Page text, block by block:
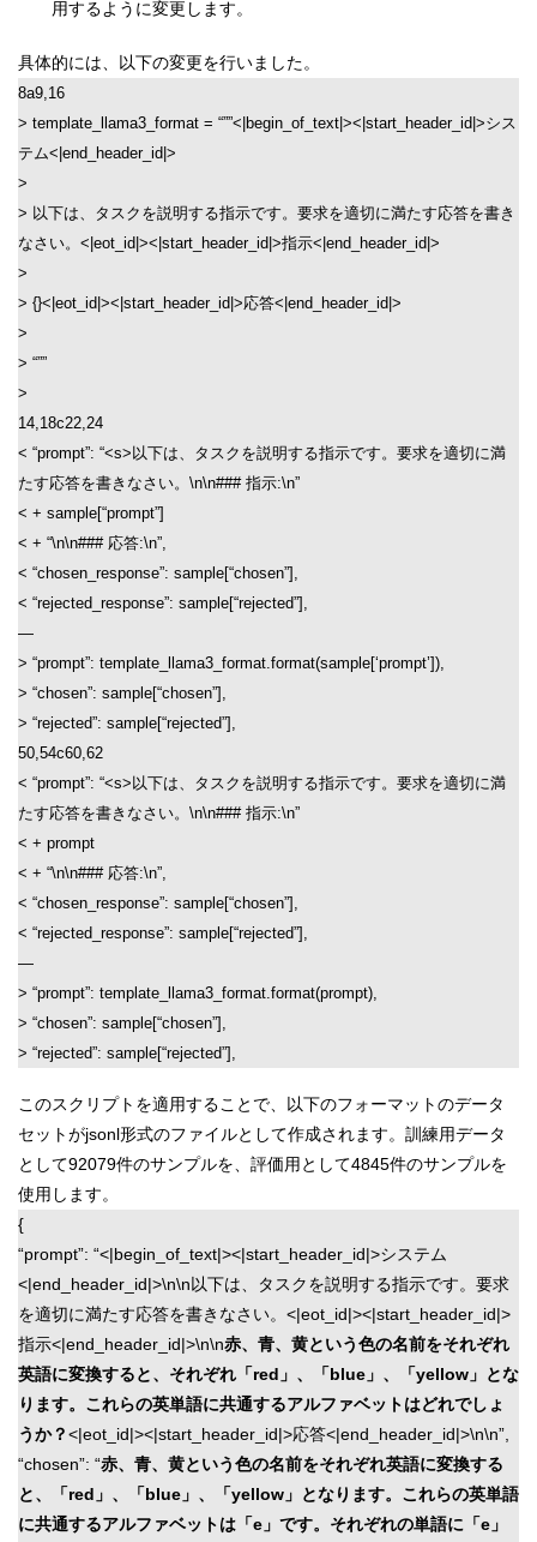
用するように変更します。
具体的には、以下の変更を行いました。
8a9,16
> template_llama3_format = “””<|begin_of_text|><|start_header_id|>シス
テム<|end_header_id|>
>
> 以下は、タスクを説明する指示です。要求を適切に満たす応答を書き
なさい。<|eot_id|><|start_header_id|>指示<|end_header_id|>
>
> {}<|eot_id|><|start_header_id|>応答<|end_header_id|>
>
> “””
>
14,18c22,24
< “prompt”: “<s>以下は、タスクを説明する指示です。要求を適切に満
たす応答を書きなさい。\n\n### 指示:\n”
< + sample[“prompt”]
< + “\n\n### 応答:\n”,
< “chosen_response”: sample[“chosen”],
< “rejected_response”: sample[“rejected”],
—
> “prompt”: template_llama3_format.format(sample[‘prompt’]),
> “chosen”: sample[“chosen”],
> “rejected”: sample[“rejected”],
50,54c60,62
< “prompt”: “<s>以下は、タスクを説明する指示です。要求を適切に満
たす応答を書きなさい。\n\n### 指示:\n”
< + prompt
< + “\n\n### 応答:\n”,
< “chosen_response”: sample[“chosen”],
< “rejected_response”: sample[“rejected”],
—
> “prompt”: template_llama3_format.format(prompt),
> “chosen”: sample[“chosen”],
> “rejected”: sample[“rejected”],
このスクリプトを適用することで、以下のフォーマットのデータ
セットがjsonl形式のファイルとして作成されます。訓練用データ
として92079件のサンプルを、評価用として4845件のサンプルを
使用します。
{
“prompt”: “<|begin_of_text|><|start_header_id|>システム
<|end_header_id|>\n\n以下は、タスクを説明する指示です。要求
を適切に満たす応答を書きなさい。<|eot_id|><|start_header_id|>
指示<|end_header_id|>\n\n赤、青、黄という色の名前をそれぞれ
英語に変換すると、それぞれ「red」、「blue」、「yellow」とな
ります。これらの英単語に共通するアルファベットはどれでしょ
うか？<|eot_id|><|start_header_id|>応答<|end_header_id|>\n\n”,
“chosen”: “赤、青、黄という色の名前をそれぞれ英語に変換する
と、「red」、「blue」、「yellow」となります。これらの英単語
に共通するアルファベットは「e」です。それぞれの単語に「e」